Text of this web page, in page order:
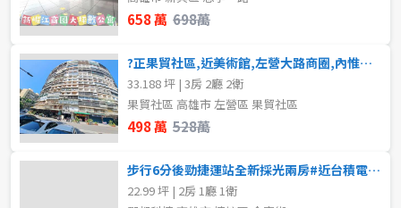
658 萬 698萬
?正果貿社區,近美術館,左營大路商圈,內惟車站,甚麼都在附近,生活機能佳!!
33.188 坪 | 3房 2廳 2衛
果貿社區 高雄市 左營區 果貿社區
498 萬 528萬
步行6分後勁捷運站全新採光兩房#近台積電園區
22.99 坪 | 2房 1廳 1衛